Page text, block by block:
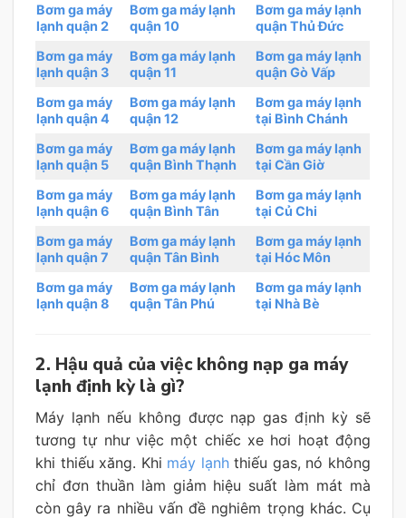
Bơm ga máy
lạnh quận 2
Bơm ga máy lạnh
quận 10
Bơm ga máy lạnh
quận Thủ Đức
Bơm ga máy
lạnh quận 3
Bơm ga máy lạnh
quận 11
Bơm ga máy lạnh
quận Gò Vấp
Bơm ga máy
lạnh quận 4
Bơm ga máy lạnh
quận 12
Bơm ga máy lạnh
tại Bình Chánh
Bơm ga máy
lạnh quận 5
Bơm ga máy lạnh
quận Bình Thạnh
Bơm ga máy lạnh
tại Cần Giờ
Bơm ga máy
lạnh quận 6
Bơm ga máy lạnh
quận Bình Tân
Bơm ga máy lạnh
tại Củ Chi
Bơm ga máy
lạnh quận 7
Bơm ga máy lạnh
quận Tân Bình
Bơm ga máy lạnh
tại Hóc Môn
Bơm ga máy
lạnh quận 8
Bơm ga máy lạnh
quận Tân Phú
Bơm ga máy lạnh
tại Nhà Bè
2. Hậu quả của việc không nạp ga máy
lạnh định kỳ là gì?
Máy lạnh nếu không được nạp gas định kỳ sẽ
tương tự như việc một chiếc xe hơi hoạt động
khi thiếu xăng. Khi máy lạnhthiếu gas, nó không
chỉ đơn thuần làm giảm hiệu suất làm mát mà
còn gây ra nhiều vấn đề nghiêm trọng khác. Cụ